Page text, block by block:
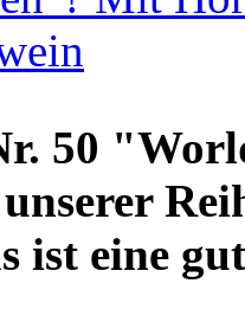
50
ist eine